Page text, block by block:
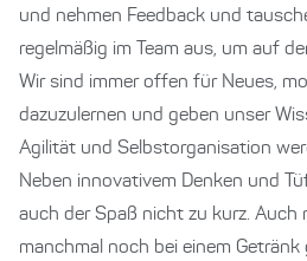
und nehmen Feedback und
regelmäßig im Team aus, um auf
Wir sind immer offen für Neues,
dazuzulernen und geben unser
Agilität und Selbstorganisation
Neben innovativem Denken und
auch der Spaß nicht zu kurz. Auch
manchmal noch bei einem